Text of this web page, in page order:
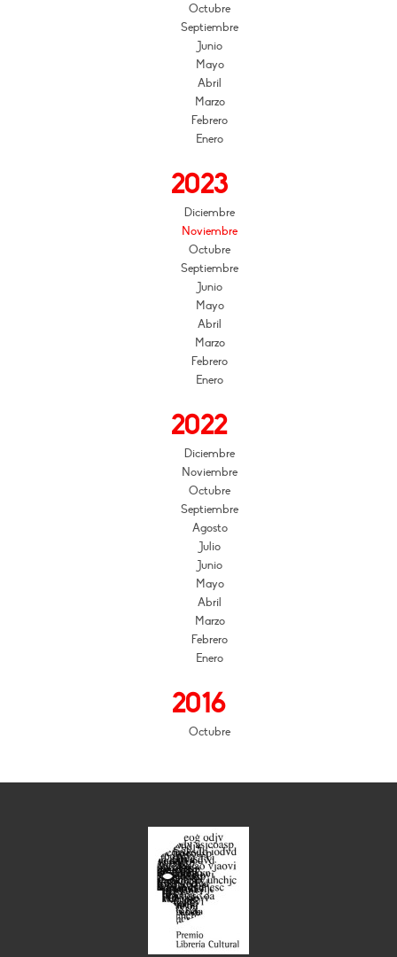
Octubre
Septiembre
Junio
Mayo
Abril
Marzo
Febrero
Enero
2023
Diciembre
Noviembre
Octubre
Septiembre
Junio
Mayo
Abril
Marzo
Febrero
Enero
2022
Diciembre
Noviembre
Octubre
Septiembre
Agosto
Julio
Junio
Mayo
Abril
Marzo
Febrero
Enero
2016
Octubre